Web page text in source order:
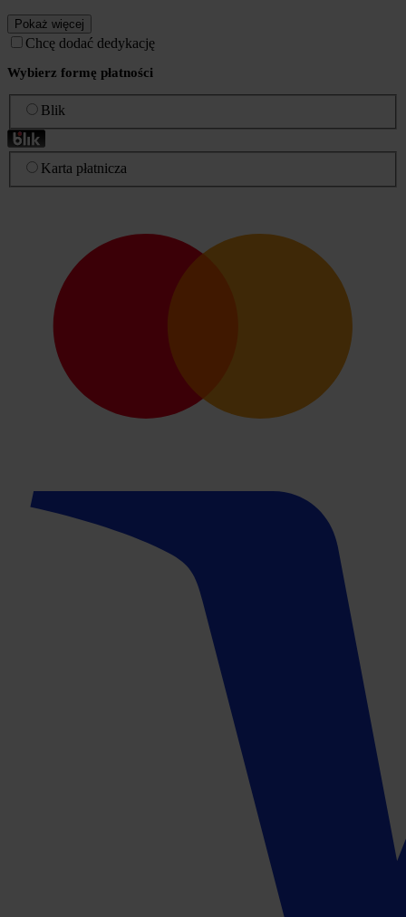
Pokaż więcej
Chcę dodać dedykację
Wybierz formę płatności
Blik
Karta płatnicza